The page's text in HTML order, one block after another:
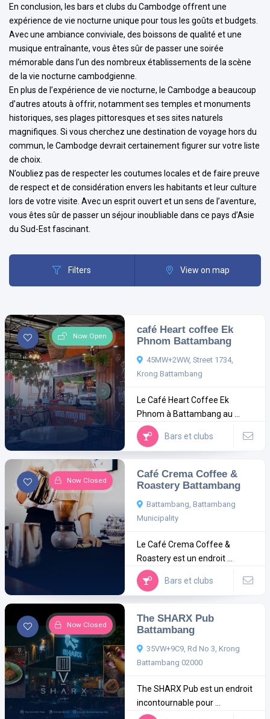
En conclusion, les bars et clubs du Cambodge offrent une
expérience de vie nocturne unique pour tous les goûts et budgets.
Avec une ambiance conviviale, des boissons de qualité et une
musique entraînante, vous êtes sûr de passer une soirée
mémorable dans l’un des nombreux établissements de la scène
de la vie nocturne cambodgienne.
En plus de l’expérience de vie nocturne, le Cambodge a beaucoup
d’autres atouts à offrir, notamment ses temples et monuments
historiques, ses plages pittoresques et ses sites naturels
magnifiques. Si vous cherchez une destination de voyage hors du
commun, le Cambodge devrait certainement figurer sur votre liste
de choix.
N’oubliez pas de respecter les coutumes locales et de faire preuve
de respect et de considération envers les habitants et leur culture
lors de votre visite. Avec un esprit ouvert et un sens de l’aventure,
vous êtes sûr de passer un séjour inoubliable dans ce pays d’Asie
du Sud-Est fascinant.
Filters View on map
Now Open
café Heart coffee Ek
Phnom Battambang
45MW+2WW, Street 1734,
Krong Battambang
Le Café Heart Coffee Ek
Phnom à Battambang au ...
Bars et clubs
Now Closed
Café Crema Coffee &
Roastery Battambang
Battambang, Battambang
Municipality
Le Café Crema Coffee &
Roastery est un endroit ...
Bars et clubs
Now Closed
The SHARX Pub
Battambang
35VW+9C9, Rd No 3, Krong
Battambang 02000
The SHARX Pub est un endroit
incontournable pour ...